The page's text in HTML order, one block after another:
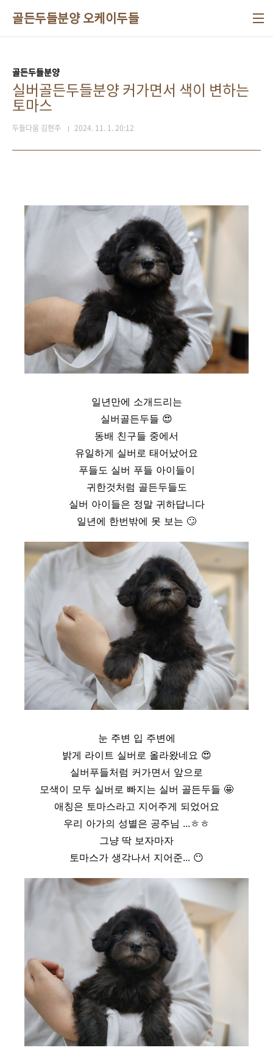
골든두들분양 오케이두들
골든두들분양
실버골든두들분양 커가면서 색이 변하는
토마스
두들다움 김현주 2024. 11. 1. 20:12
일년만에 소개드리는
실버골든두들 😍
동배 친구들 중에서
유일하게 실버로 태어났어요
푸들도 실버 푸들 아이들이
귀한것처럼 골든두들도
실버 아이들은 정말 귀하답니다
일년에 한번밖에 못 보는 🙄
눈 주변 입 주변에
밝게 라이트 실버로 올라왔네요 😍
실버푸들처럼 커가면서 앞으로
모색이 모두 실버로 빠지는 실버 골든두들 🤩
애칭은 토마스라고 지어주게 되었어요
우리 아가의 성별은 공주님 ...ㅎㅎ
그냥 딱 보자마자
토마스가 생각나서 지어준... 😶